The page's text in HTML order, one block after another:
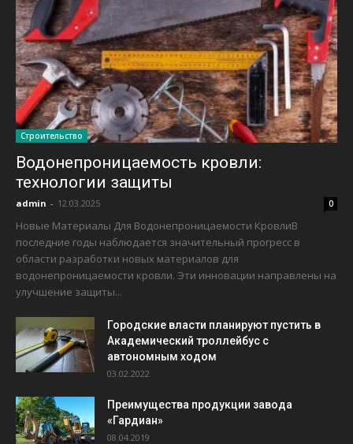
Строительство
Водонепроницаемость кровли:
технологии защиты
admin - 12.03.2025 0
Новые Материалы Для Водонепроницаемости КровлиВ
последние годы наблюдается значительный прогресс в
области разработки новых материалов для
водонепроницаемости кровли. Эти инновации направлены на
улучшение защиты...
Городские власти планируют пустить в
Академический троллейбус с
автономным ходом
03.02.2022
Преимущества продукции завода
«Гардиан»
08.04.2019